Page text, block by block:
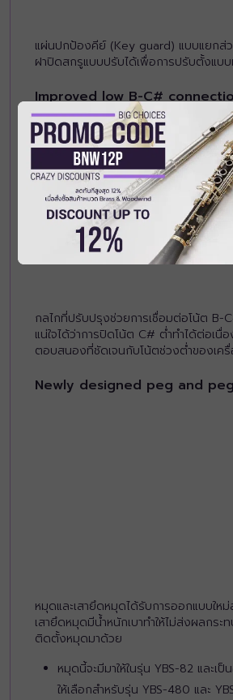
แผ่นปกป้องคีย์ (Key guard) แบบแยกส่
ฝาปิดสกรูแบบปรับได้เพื่อการปรับตั้งแบ
Improved low B-C#
กลไกที่ปรับปรุงช่วยการเชื่อมต่อโน้ต B-
แน่ใจได้ว่าการปิดโน้ต C# ต่ำทำได้ต่อเนื่อ
ตอบสนองที่ชัดเจนกับโน้ตช่วงต่ำของเค
Newly designed peg and
หมุดและเสายึดหมุดได้รับการออกแบบให
เสายึดหมุดมีน้ำหนักเบาทำให้ไม่ส่งผลกระ
ติดตั้งหมุดมาด้วย
หมุดนี้จะมีมาให้ในรุ่น YBS-82 และเ
ให้เลือกสำหรับรุ่น YBS-480 และ